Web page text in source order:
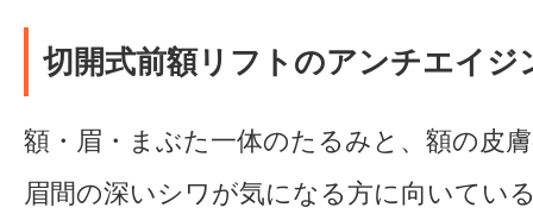
切開式前額リフトのアンチエイジ
額・眉・まぶた一体のたるみと、額の皮
眉間の深いシワが気になる方に向いてい